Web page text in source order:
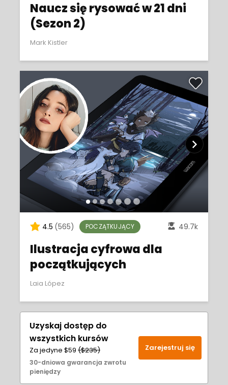
Naucz się rysować w 21 dni
(Sezon 2)
Mark Kistler
4.5 (565) POCZĄTKUJĄCY 49.7k
Ilustracja cyfrowa dla
początkujących
Laia López
Uzyskaj dostęp do
wszystkich kursów
Za jedyne $59 ($235)
30-dniowa gwarancja zwrotu
pieniędzy
Zarejestruj się